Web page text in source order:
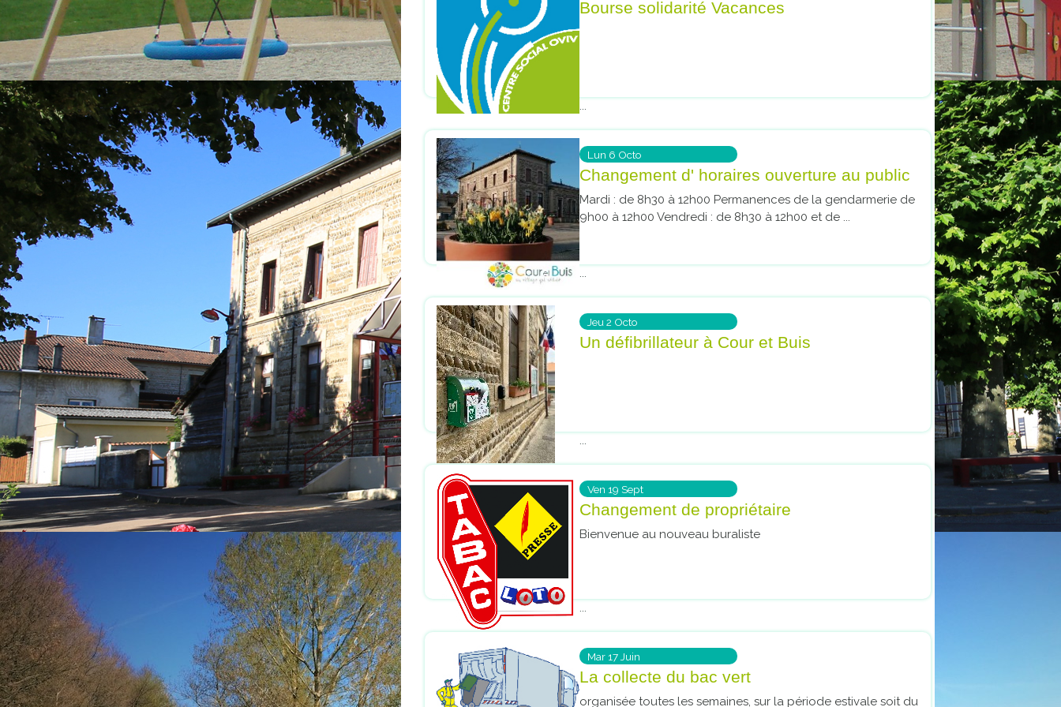
Bourse solidarité Vacances
...
Lun 6 Octo
Changement d' horaires ouverture au public
Mardi : de 8h30 à 12h00 Permanences de la gendarmerie de
9h00 à 12h00 Vendredi : de 8h30 à 12h00 et de ...
...
Jeu2 Octo
Un défibrillateur à Cour et Buis
...
Ven19Sept
Changement de propriétaire
Bienvenue au nouveau buraliste
...
Mar17 Juin
La collecte du bac vert
organisée toutes les semaines, sur la période estivale soit du